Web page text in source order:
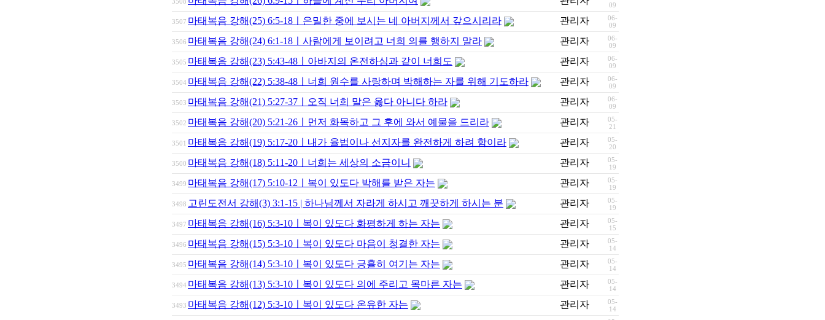
09
3507 마태복음 강해(25) 6:5-18ㅣ은밀한 중에 보시는 네 아버지께서 갚으시리라 관리자
06-
09
3506 마태복음 강해(24) 6:1-18ㅣ사람에게 보이려고 너희 의를 행하지 말라 관리자
06-
09
3505 마태복음 강해(23) 5:43-48ㅣ아바지의 온전하심과 같이 너희도 관리자
06-
09
3504 마태복음 강해(22) 5:38-48ㅣ너희 원수를 사랑하며 박해하는 자를 위해 기도하라 관리자
06-
09
3503 마태복음 강해(21) 5:27-37ㅣ오직 너희 말은 옳다 아니다 하라 관리자
06-
09
3502 마태복음 강해(20) 5:21-26ㅣ먼저 화목하고 그 후에 와서 예물을 드리라 관리자
05-
21
3501 마태복음 강해(19) 5:17-20ㅣ내가 율법이나 선지자를 완전하게 하려 함이라 관리자
05-
20
3500 마태복음 강해(18) 5:11-20ㅣ너희는 세상의 소금이니 관리자
05-
19
3499 마태복음 강해(17) 5:10-12ㅣ복이 있도다 박해를 받은 자는 관리자
05-
19
3498 고린도전서 강해(3) 3:1-15 | 하나님께서 자라게 하시고 깨끗하게 하시는 분 관리자
05-
19
3497 마태복음 강해(16) 5:3-10ㅣ복이 있도다 화평하게 하는 자는 관리자
05-
15
3496 마태복음 강해(15) 5:3-10ㅣ복이 있도다 마음이 청결한 자는 관리자
05-
14
3495 마태복음 강해(14) 5:3-10ㅣ복이 있도다 긍휼히 여기는 자는 관리자
05-
14
3494 마태복음 강해(13) 5:3-10ㅣ복이 있도다 의에 주리고 목마른 자는 관리자
05-
14
3493 마태복음 강해(12) 5:3-10ㅣ복이 있도다 온유한 자는 관리자
05-
14